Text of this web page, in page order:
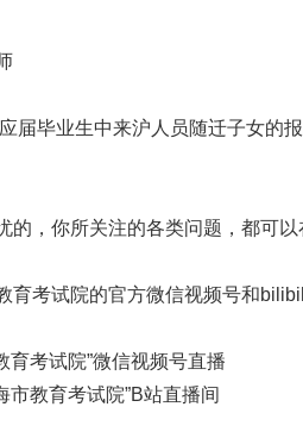
届毕业生中来沪人员随迁子女的
的，你所关注的各类问题，都可
育考试院的官方微信视频号和
育考试院”微信视频号直播
市教育考试院”B站直播间